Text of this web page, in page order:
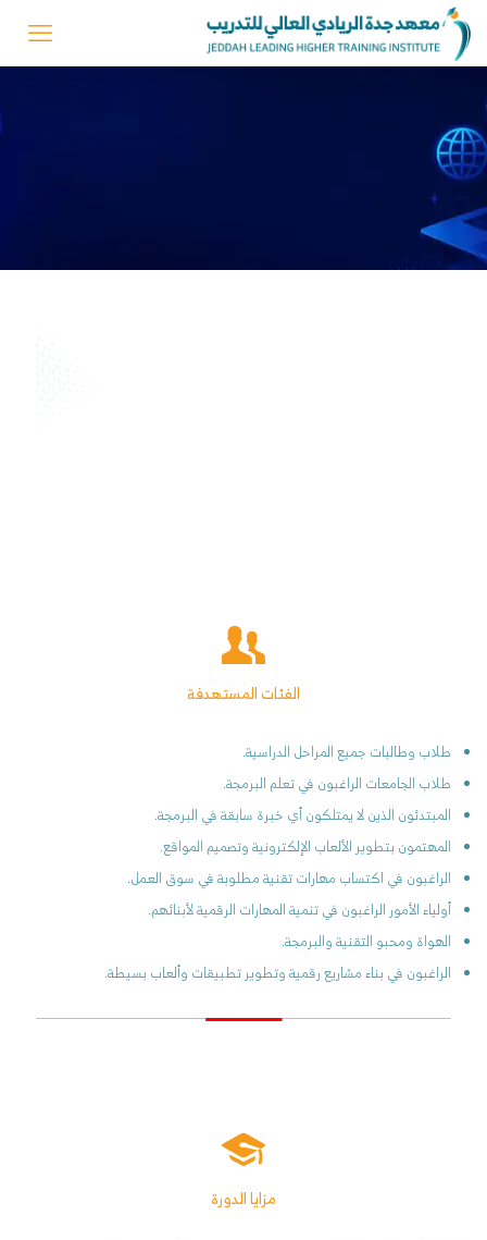
برمجة الألعاب والمواقع
الفئات المستهدفة
طلاب وطالبات جميع المراحل الدراسية.
طلاب الجامعات الراغبون في تعلم البرمجة.
المبتدئون الذين لا يمتلكون أي خبرة سابقة في البرمجة.
المهتمون بتطوير الألعاب الإلكترونية وتصميم المواقع.
الراغبون في اكتساب مهارات تقنية مطلوبة في سوق العمل.
أولياء الأمور الراغبون في تنمية المهارات الرقمية لأبنائهم.
الهواة ومحبو التقنية والبرمجة.
الراغبون في بناء مشاريع رقمية وتطوير تطبيقات وألعاب بسيطة.
مزايا الدورة